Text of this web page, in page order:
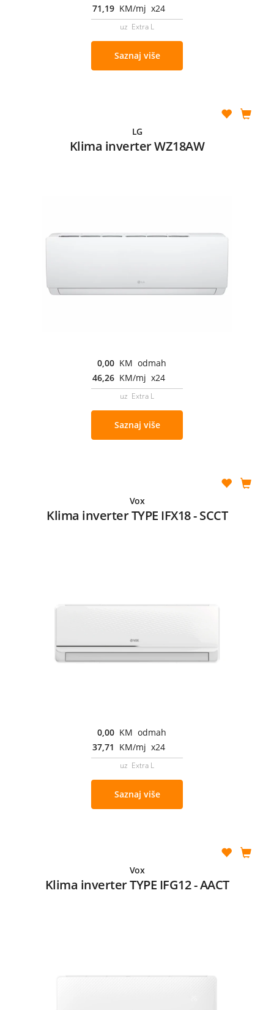
71,19 KM/mj x24
uz Extra L
Saznaj više
LG
Klima inverter WZ18AW
0,00 KM odmah
46,26 KM/mj x24
uz Extra L
Saznaj više
Vox
Klima inverter TYPE IFX18 - SCCT
0,00 KM odmah
37,71 KM/mj x24
uz Extra L
Saznaj više
Vox
Klima inverter TYPE IFG12 - AACT